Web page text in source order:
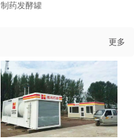
制药发酵罐
更多